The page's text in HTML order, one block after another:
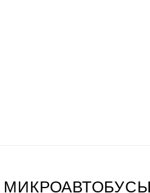
МИКРОАВТОБУСЫ